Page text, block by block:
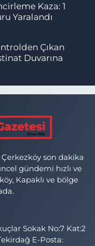
Kaza: 1
Yaralandı
Çıkan
Duvarına
son dakika
gündemi hızlı ve
Kapaklı ve bölge
Sokak No:7 Kat:2
E-Posta: